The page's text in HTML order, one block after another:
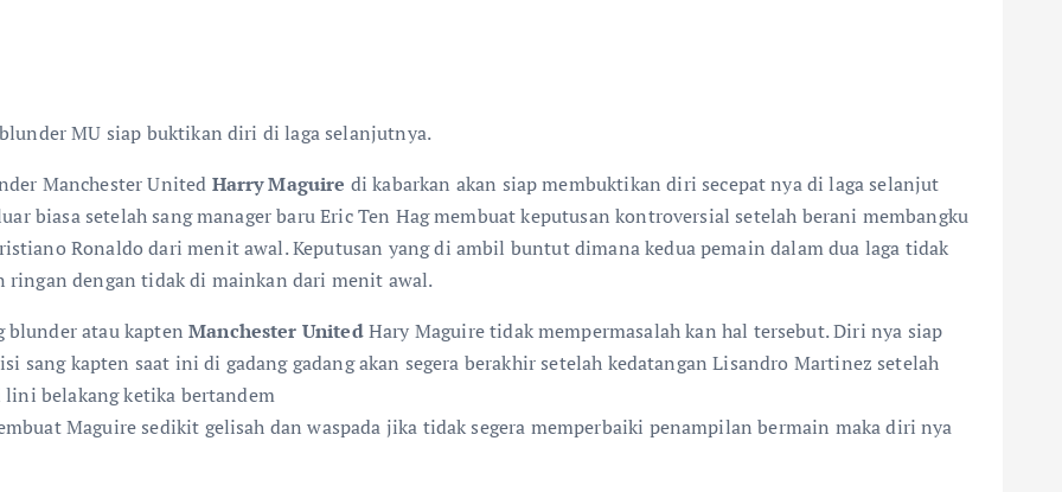
MU siap buktikan diri di laga selanjutnya.
Manchester United Harry Maguire di kabarkan akan siap membuktikan diri secepat nya di laga selanjut
biasa setelah sang manager baru Eric Ten Hag membuat keputusan kontroversial setelah berani membangku
Ronaldo dari menit awal. Keputusan yang di ambil buntut dimana kedua pemain dalam dua laga tidak
dengan tidak di mainkan dari menit awal.
blunder atau kaptenManchester UnitedHary Maguire tidak mempermasalah kan hal tersebut. Diri nya siap
kapten saat ini di gadang gadang akan segera berakhir setelah kedatangan Lisandro Martinez setelah
belakang ketika bertandem
Maguire sedikit gelisah dan waspada jika tidak segera memperbaiki penampilan bermain maka diri nya